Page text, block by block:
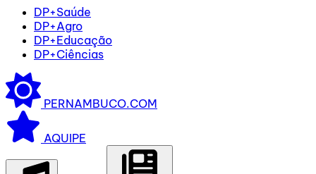
DP+Saúde
DP+Agro
DP+Educação
DP+Ciências
PERNAMBUCO.COM
AQUIPE